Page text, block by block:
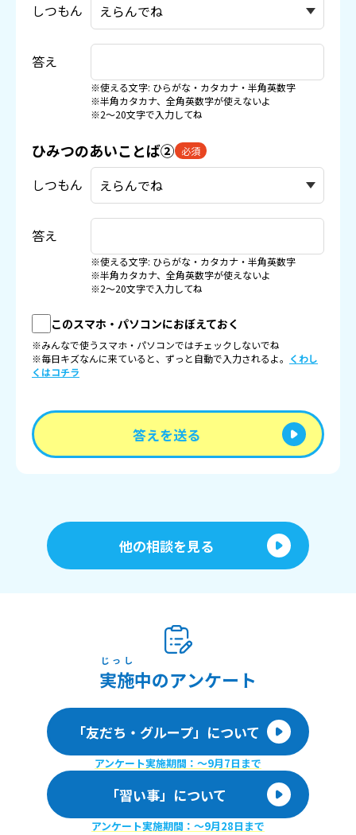
しつもん
答え
※使える文字: ひらがな・カタカナ・半角英数字
※半角カタカナ、全角英数字が使えないよ
※2〜20文字で入力してね
ひみつのあいことば② 必須
しつもん
答え
※使える文字: ひらがな・カタカナ・半角英数字
※半角カタカナ、全角英数字が使えないよ
※2〜20文字で入力してね
このスマホ・パソコンにおぼえておく
※みんなで使うスマホ・パソコンではチェックしないでね
※毎日キズなんに来ていると、ずっと自動で入力されるよ。 くわし
くはコチラ
答えを送る
他の相談を見る
実施
じっし
中のアンケート
「友だち・グループ」について
アンケート実施期間：〜9月7日まで
「習い事」について
アンケート実施期間：〜9月28日まで